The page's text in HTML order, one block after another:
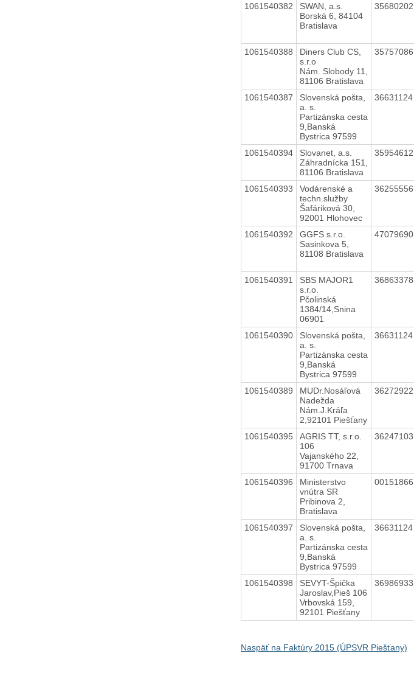
1061540382
SWAN, a.s.
Borská 6, 84104
Bratislava
35680202
1061540388
Diners Club CS,
s.r.o
Nám. Slobody 11,
81106 Bratislava
35757086
1061540387
Slovenská pošta,
a. s.
Partizánska cesta
9,Banská
Bystrica 97599
36631124
1061540394
Slovanet, a.s.
Záhradnícka 151,
81106 Bratislava
35954612
1061540393
Vodárenské a
techn.služby
Šafáriková 30,
92001 Hlohovec
36255556
1061540392
GGFS s.r.o.
Sasinkova 5,
81108 Bratislava
47079690
1061540391
SBS MAJOR1
s.r.o.
Pčolinská
1384/14,Snina
06901
36863378
1061540390
Slovenská pošta,
a. s.
Partizánska cesta
9,Banská
Bystrica 97599
36631124
1061540389
MUDr.Nosáľová
Nadežda
Nám.J.Kráľa
2,92101 Piešťany
36272922
1061540395
AGRIS TT, s.r.o.
106
Vajanského 22,
91700 Trnava
36247103
1061540396
Ministerstvo
vnútra SR
Pribinova 2,
Bratislava
00151866
1061540397
Slovenská pošta,
a. s.
Partizánska cesta
9,Banská
Bystrica 97599
36631124
1061540398
SEVYT-Špička
Jaroslav,Pieš 106
Vrbovská 159,
92101 Piešťany
36986933
Naspäť na Faktúry 2015 (ÚPSVR Piešťany)